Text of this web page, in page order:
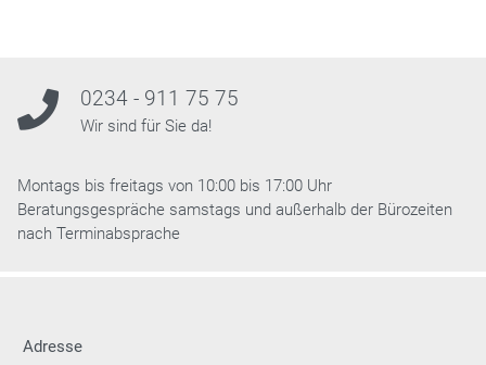
0234 - 911 75 75
Wir sind für Sie da!
Montags bis freitags von 10:00 bis 17:00 Uhr
Beratungsgespräche samstags und außerhalb der Bürozeiten
nach Terminabsprache
Adresse